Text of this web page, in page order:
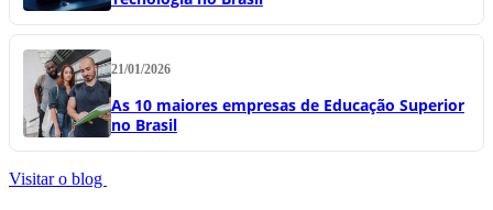
21/01/2026
As 10 maiores empresas de Educação Superior
no Brasil
Visitar o blog